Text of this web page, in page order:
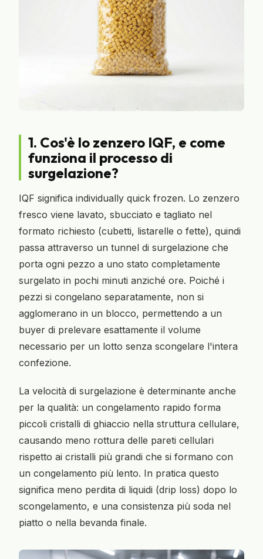
1. Cos'è lo zenzero IQF, e come
funziona il processo di
surgelazione?
IQF significa individually quick frozen. Lo zenzero
fresco viene lavato, sbucciato e tagliato nel
formato richiesto (cubetti, listarelle o fette), quindi
passa attraverso un tunnel di surgelazione che
porta ogni pezzo a uno stato completamente
surgelato in pochi minuti anziché ore. Poiché i
pezzi si congelano separatamente, non si
agglomerano in un blocco, permettendo a un
buyer di prelevare esattamente il volume
necessario per un lotto senza scongelare l'intera
confezione.
La velocità di surgelazione è determinante anche
per la qualità: un congelamento rapido forma
piccoli cristalli di ghiaccio nella struttura cellulare,
causando meno rottura delle pareti cellulari
rispetto ai cristalli più grandi che si formano con
un congelamento più lento. In pratica questo
significa meno perdita di liquidi (drip loss) dopo lo
scongelamento, e una consistenza più soda nel
piatto o nella bevanda finale.